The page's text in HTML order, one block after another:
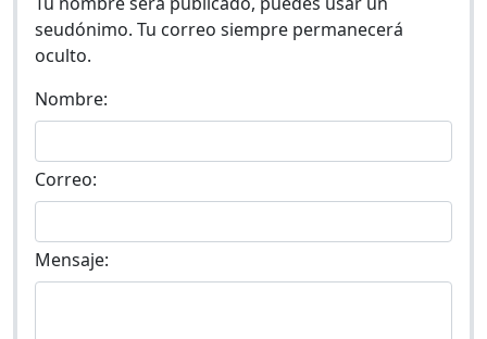
seudónimo. Tu correo siempre permanecerá
oculto.
Nombre:
Correo:
Mensaje: